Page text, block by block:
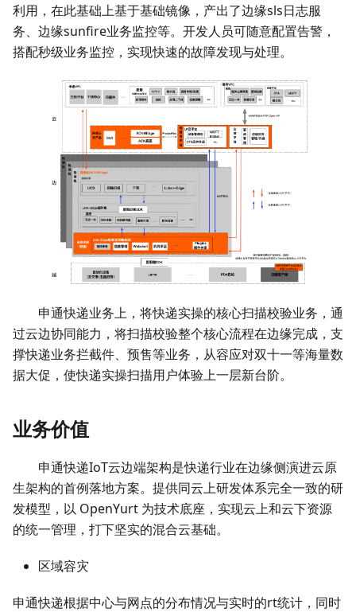
利用，在此基础上基于基础镜像，产出了边缘sls日志服
务、边缘sunfire业务监控等。开发人员可随意配置告警，
搭配秒级业务监控，实现快速的故障发现与处理。
申通快递业务上，将快递实操的核心扫描校验业务，通
过云边协同能力，将扫描校验整个核心流程在边缘完成，支
撑快递业务拦截件、预售等业务，从容应对双十一等海量数
据大促，使快递实操扫描用户体验上一层新台阶。
业务价值
申通快递IoT云边端架构是快递行业在边缘侧演进云原
生架构的首例落地方案。提供同云上研发体系完全一致的研
发模型，以 OpenYurt 为技术底座，实现云上和云下资源
的统一管理，打下坚实的混合云基础。
区域容灾
申通快递根据中心与网点的分布情况与实时的rt统计，同时